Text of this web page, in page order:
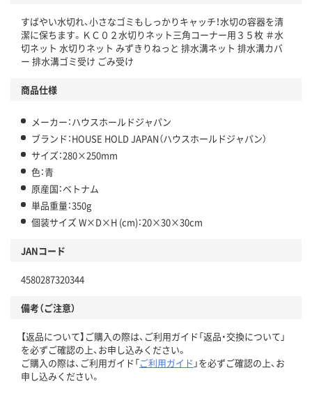
すばやい水切れ、小さなゴミもしっかりキャッチ！水切の容器を清
潔に保ちます。ＫＣ０２水切りネット三角コーナー用３５枚 ＃水
切ネット 水切りネット みずきりねっと 排水溝ネット 排水溝カバ
ー 排水溝ゴミ受け ごみ受け
商品仕様
メーカー：ハウスホールドジャパン
ブランド：HOUSE HOLD JAPAN（ハウスホールドジャパン）
サイズ：280×250mm
色：青
原産国：ベトナム
単品重量：350g
個装サイズ W×D×H (cm)：20×30×30cm
JANコード
4580287320344
備考（ご注意）
【返品について】ご購入の際は、ご利用ガイド「返品・交換について」
を必ずご確認の上、お申し込みください。
ご購入の際は、ご利用ガイド「ご利用ガイド 」を必ずご確認の上、お
申し込みください。